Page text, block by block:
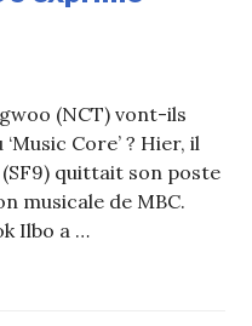
(NCT) vont-ils
Core’ ? Hier, il
quittait son poste
musicale de MBC.
Ilbo a …
Kids) et Jungwoo